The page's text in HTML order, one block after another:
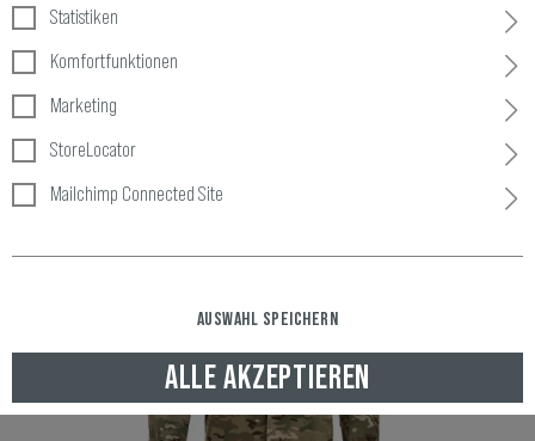
5 Produkte
Statistiken
Komfortfunktionen
Marketing
StoreLocator
Mailchimp Connected Site
AUSWAHL SPEICHERN
ALLE AKZEPTIEREN